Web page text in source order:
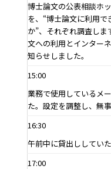
博士論文の公表相談ホ
を、“博士論文に利用
か”、それぞれ調査し
文への利用とインター
知らせしました。
15:00
業務で使用しているメ
た。設定を調整し、無
16:30
午前中に貸出ししてい
17:00